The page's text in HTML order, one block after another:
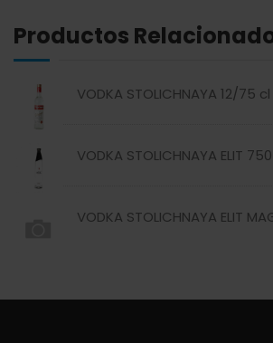
HARINAS
HIGIENE PERSONAL
LÁCTEOS
ABSOLUT
ACTIVAGEL
AGAVITA
Productos
VODKA STOLICHNAYA 12/75 cl
VODKA STOLICHNAYA ELIT
VODKA STOLICHNAYA ELIT